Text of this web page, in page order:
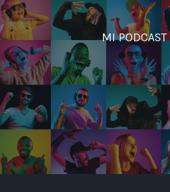
MI PODCAST